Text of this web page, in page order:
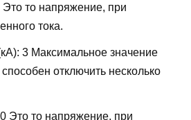
Это то напряжение, при
тока.
3 Максимальное значение
отключить несколько
Это то напряжение, при